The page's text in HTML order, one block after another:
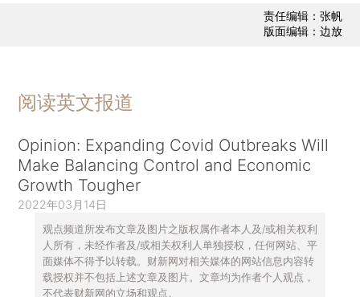
责任编辑：张帆
版面编辑：边放
阅读英文报道
Opinion: Expanding Covid Outbreaks Will
Make Balancing Control and Economic
Growth Tougher
2022年03月14日
观点频道所发布文章及图片之版权属作者本人及/或相关权利
人所有，未经作者及/或相关权利人单独授权，任何网站、平
面媒体不得予以转载。财新网对相关媒体的网站信息内容转
载授权并不包括上述文章及图片。文章均为作者个人观点，
不代表财新网的立场和观点。